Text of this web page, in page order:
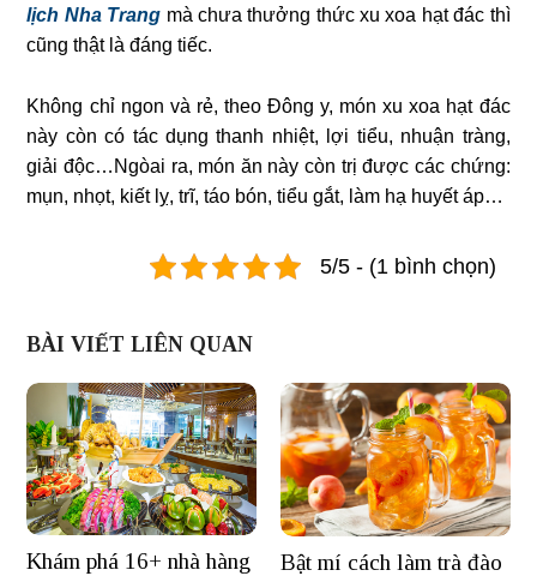
lịch Nha Trang mà chưa thưởng thức xu xoa hạt đác thì
cũng thật là đáng tiếc.
Không chỉ ngon và rẻ, theo Đông y, món xu xoa hạt đác
này còn có tác dụng thanh nhiệt, lợi tiểu, nhuận tràng,
giải độc…Ngòai ra, món ăn này còn trị được các chứng:
mụn, nhọt, kiết lỵ, trĩ, táo bón, tiểu gắt, làm hạ huyết áp…
5/5 - (1 bình chọn)
BÀI VIẾT LIÊN QUAN
Khám phá 16+ nhà hàng
Bật mí cách làm trà đào